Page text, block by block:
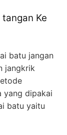
Ke
batu jangan
jangkrik
yang dipakai
batu yaitu